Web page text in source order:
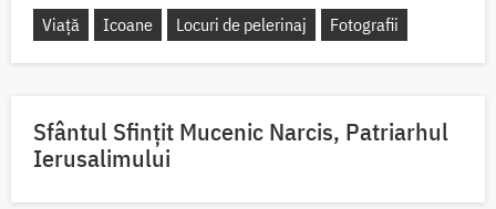
Viață Icoane Locuri de pelerinaj Fotografii
Sfântul Sfinţit Mucenic Narcis, Patriarhul
Ierusalimului